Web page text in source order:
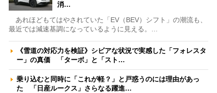
消…
あれほどもてはやされていた「EV（BEV）シフト」の潮流も、
最近では減速基調になっているように見える。…
《雪道の対応力を検証》シビアな状況で実感した「フォレスタ
ー」の真価 「ターボ」と「スト…
乗り込むと同時に「これが軽？」と戸惑うのには理由があっ
た 「日産ルークス」さらなる躍進…